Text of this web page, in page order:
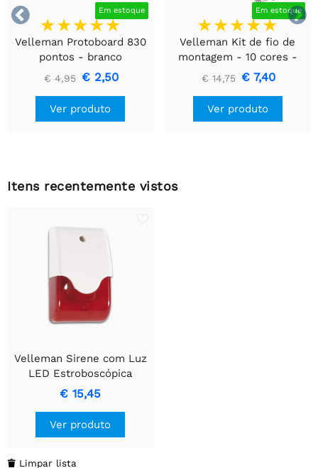

 Em estoque
Velleman Protoboard 830
pontos - branco
€ 4,95 € 2,50
Ver produto
Em estoque
Velleman Kit de fio de
montagem - 10 cores -
60m - multicore
€ 14,75 € 7,40
Ver produto
Itens recentemente vistos
Velleman Sirene com Luz
LED Estroboscópica
Vermelha e Alarme de 110
dB
€ 15,45
Ver produto
 Limpar lista